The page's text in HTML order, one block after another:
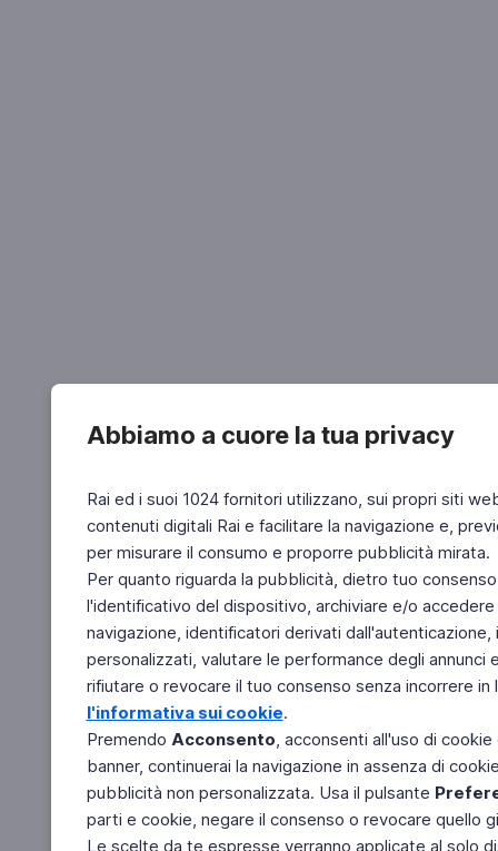
Abbiamo a cuore la tua privacy
Rai ed i suoi 1024 fornitori utilizzano, sui propri siti
contenuti digitali Rai e facilitare la navigazione e,
per misurare il consumo e proporre pubblicità mirata.
Per quanto riguarda la pubblicità, dietro tuo
l'identificativo del dispositivo, archiviare e/o
navigazione, identificatori derivati
personalizzati, valutare le performance degli
rifiutare o revocare il tuo consenso senza incorrere
l'informativa sui cookie.
Premendo Acconsento, acconsenti all'uso di
banner, continuerai la navigazione in assenza di
pubblicità non personalizzata. Usa il pulsante
parti e cookie, negare il consenso o revocare quello
Le scelte da te espresse verranno applicate al solo